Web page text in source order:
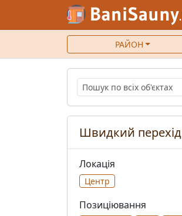
РАЙОН
Швидкий перехід
Локація
Центр
Позиціювання